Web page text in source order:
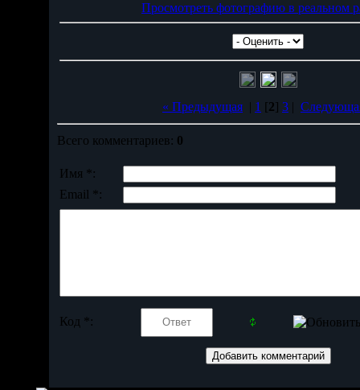
Просмотреть фотографию в реальном
« Предыдущая | 1 [2] 3 |
Всего комментариев: 0
Имя *:
Email *:
Код *: